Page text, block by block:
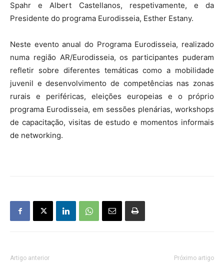
Spahr e Albert Castellanos, respetivamente, e da
Presidente do programa Eurodisseia, Esther Estany.
Neste evento anual do Programa Eurodisseia, realizado
numa região AR/Eurodisseia, os participantes puderam
refletir sobre diferentes temáticas como a mobilidade
juvenil e desenvolvimento de competências nas zonas
rurais e periféricas, eleições europeias e o próprio
programa Eurodisseia, em sessões plenárias, workshops
de capacitação, visitas de estudo e momentos informais
de networking.
Artigo anterior Próximo artigo